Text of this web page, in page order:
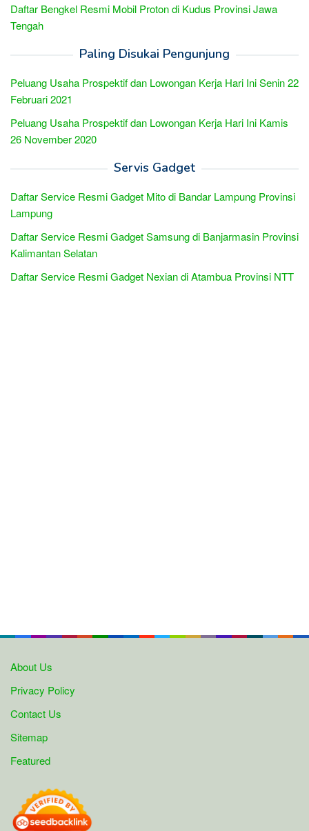
Daftar Bengkel Resmi Mobil Proton di Kudus Provinsi Jawa
Tengah
Paling Disukai Pengunjung
Peluang Usaha Prospektif dan Lowongan Kerja Hari Ini Senin 22
Februari 2021
Peluang Usaha Prospektif dan Lowongan Kerja Hari Ini Kamis
26 November 2020
Servis Gadget
Daftar Service Resmi Gadget Mito di Bandar Lampung Provinsi
Lampung
Daftar Service Resmi Gadget Samsung di Banjarmasin Provinsi
Kalimantan Selatan
Daftar Service Resmi Gadget Nexian di Atambua Provinsi NTT
About Us
Privacy Policy
Contact Us
Sitemap
Featured